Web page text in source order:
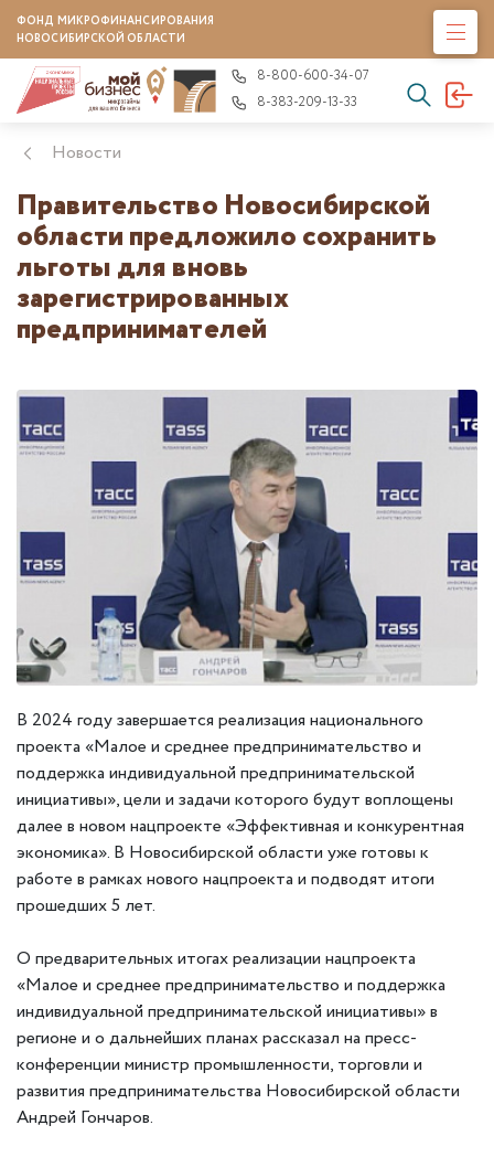
ФОНД МИКРОФИНАНСИРОВАНИЯ
НОВОСИБИРСКОЙ ОБЛАСТИ
8-800-600-34-07
8-383-209-13-33
Новости
Правительство Новосибирской
области предложило сохранить
льготы для вновь
зарегистрированных
предпринимателей
В 2024 году завершается реализация национального
проекта «Малое и среднее предпринимательство и
поддержка индивидуальной предпринимательской
инициативы», цели и задачи которого будут воплощены
далее в новом нацпроекте «Эффективная и конкурентная
экономика». В Новосибирской области уже готовы к
работе в рамках нового нацпроекта и подводят итоги
прошедших 5 лет.
О предварительных итогах реализации нацпроекта
«Малое и среднее предпринимательство и поддержка
индивидуальной предпринимательской инициативы» в
регионе и о дальнейших планах рассказал на пресс-
конференции министр промышленности, торговли и
развития предпринимательства Новосибирской области
Андрей Гончаров.